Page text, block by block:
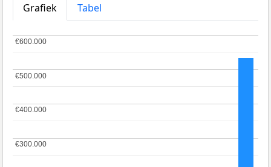
Grafiek
Tabel
€300.000
€300.000
€400.000
€400.000
€500.000
€500.000
€600.000
€600.000